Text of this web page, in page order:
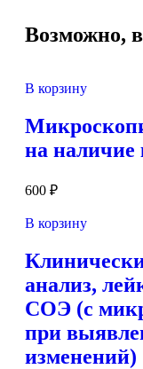
Возможно,
В корзину
на наличие
600 ₽
В корзину
анализ,
СОЭ (с
при
изменений)